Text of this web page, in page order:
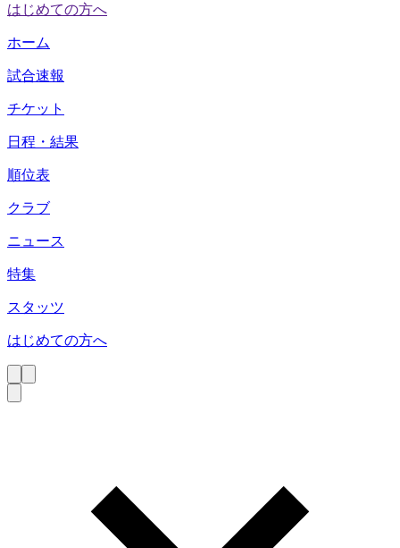
はじめての方へ
ホーム
試合速報
チケット
日程・結果
順位表
クラブ
ニュース
特集
スタッツ
はじめての方へ